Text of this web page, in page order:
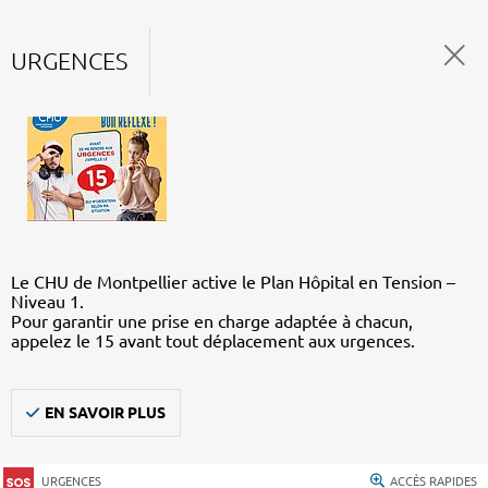
URGENCES
Le CHU de Montpellier active le Plan Hôpital en Tension –
Niveau 1.
Pour garantir une prise en charge adaptée à chacun,
appelez le 15 avant tout déplacement aux urgences.
EN SAVOIR PLUS
URGENCES ACCÈS RAPIDES